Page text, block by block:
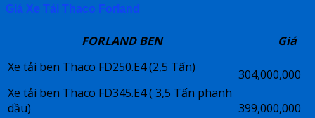
Giá Xe Tải Thaco Forland
FORLAND BEN
Giá
Xe tải ben Thaco FD250.E4 (2,5 Tấn)
304,000,000
Xe tải ben Thaco FD345.E4 ( 3,5 Tấn phanh
dầu)
399,000,000